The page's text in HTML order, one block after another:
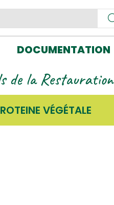
DOCUMENTATION
de la Restauration
VÉGÉTALE